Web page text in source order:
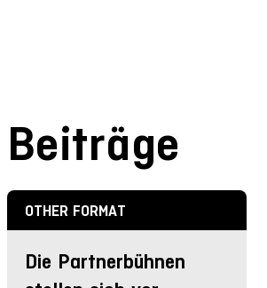
Beiträge
OTHER FORMAT
Die Partnerbühnen